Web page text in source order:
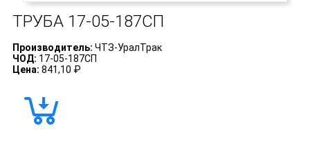
ТРУБА17-05-187СП
Производитель: ЧТЗ-УралТрак
ЧОД: 17-05-187СП
Цена: 841,10 ₽